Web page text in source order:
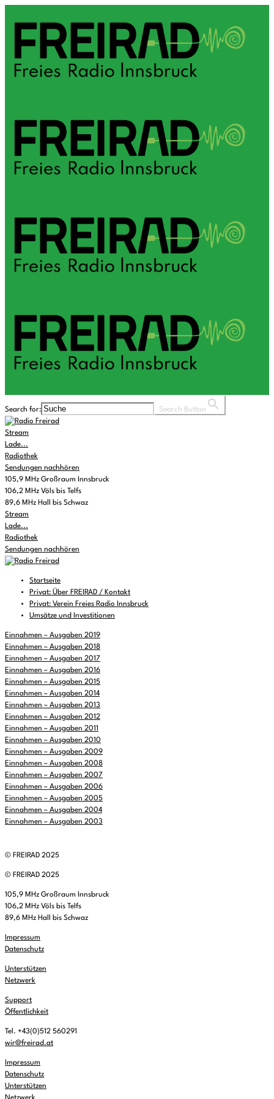
Search for: Search Button
Stream
Lade...
Radiothek
Sendungen nachhören
105,9 MHz Großraum Innsbruck
106,2 MHz Völs bis Telfs
89,6 MHz Hall bis Schwaz
Stream
Lade...
Radiothek
Sendungen nachhören
Startseite
Privat: Über FREIRAD / Kontakt
Privat: Verein Freies Radio Innsbruck
Umsätze und Investitionen
Einnahmen – Ausgaben 2019
Einnahmen – Ausgaben 2018
Einnahmen – Ausgaben 2017
Einnahmen – Ausgaben 2016
Einnahmen – Ausgaben 2015
Einnahmen – Ausgaben 2014
Einnahmen – Ausgaben 2013
Einnahmen – Ausgaben 2012
Einnahmen – Ausgaben 2011
Einnahmen – Ausgaben 2010
Einnahmen – Ausgaben 2009
Einnahmen – Ausgaben 2008
Einnahmen – Ausgaben 2007
Einnahmen – Ausgaben 2006
Einnahmen – Ausgaben 2005
Einnahmen – Ausgaben 2004
Einnahmen – Ausgaben 2003
© FREIRAD 2025
© FREIRAD 2025
105,9 MHz Großraum Innsbruck
106,2 MHz Völs bis Telfs
89,6 MHz Hall bis Schwaz
Impressum
Datenschutz
Unterstützen
Netzwerk
Support
Öffentlichkeit
Tel. +43(0)512 560291
wir@freirad.at
Impressum
Datenschutz
Unterstützen